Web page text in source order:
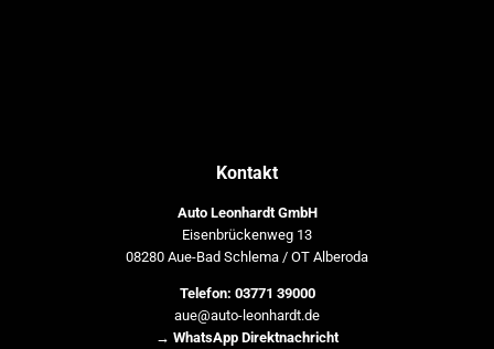
Kontakt
Auto Leonhardt GmbH
Eisenbrückenweg 13
08280 Aue-Bad Schlema / OT Alberoda
Telefon: 03771 39000
aue@auto-leonhardt.de
→ WhatsApp Direktnachricht